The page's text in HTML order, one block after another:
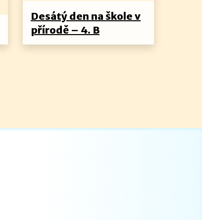
Desátý den na škole v
přírodě – 4. B